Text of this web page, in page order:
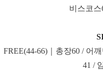
비스코스
FREE(44-66)｜총장60 / 어
41 /